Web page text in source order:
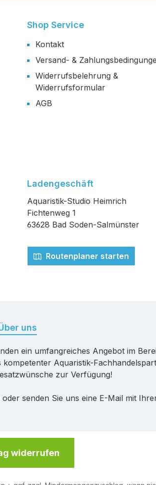
Shop Service
Kontakt
Versand- &
Widerrufsbelehrung &
Widerrufsformular
AGB
Ladengeschäft
Aquaristik-Studio Heimrich
Fichtenweg 1
63628 Bad Soden-Salmünster
Routenplaner starten
uns
ein umfangreiches Angebot im
Aquaristik-
zur Verfügung!
senden Sie uns eine E-Mail mit
widerrufen